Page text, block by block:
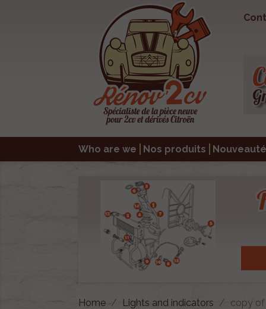
Who are we Nos produits
Home Lights and indicators copy of